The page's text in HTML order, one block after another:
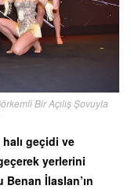
Bir Açılış Şovuyla
halı geçidi ve
yerlerini
İlaslan’ın